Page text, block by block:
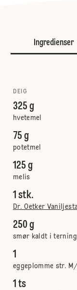
Ingredienser
DEIG
325 g
hvetemel
75 g
potetmel
125 g
melis
1 stk.
Dr. Oetker
250 g
smør kaldt i
1
eggeplomme str.
1 ts